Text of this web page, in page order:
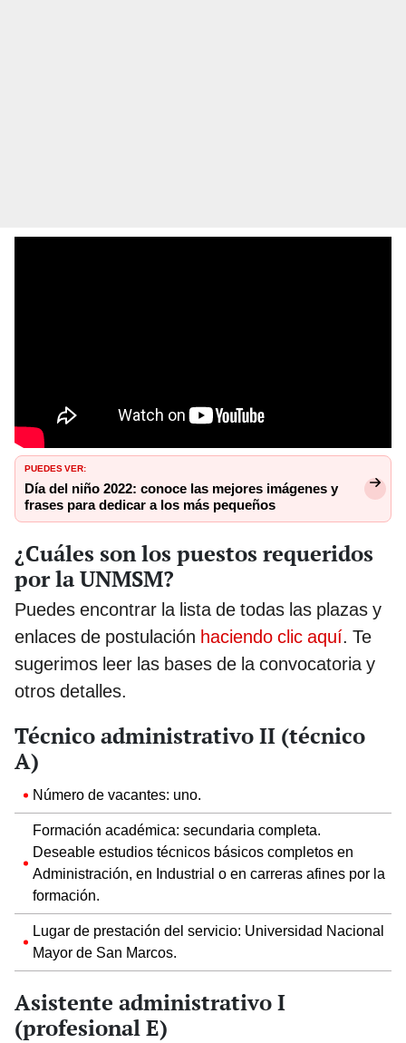
PUEDES VER:
Día del niño 2022: conoce las mejores imágenes y
frases para dedicar a los más pequeños
¿Cuáles son los puestos requeridos
por la UNMSM?
Puedes encontrar la lista de todas las plazas y
enlaces de postulación haciendo clic aquí. Te
sugerimos leer las bases de la convocatoria y
otros detalles.
Técnico administrativo II (técnico
A)
Número de vacantes: uno.
Formación académica: secundaria completa.
Deseable estudios técnicos básicos completos en
Administración, en Industrial o en carreras afines por la
formación.
Lugar de prestación del servicio: Universidad Nacional
Mayor de San Marcos.
Asistente administrativo I
(profesional E)